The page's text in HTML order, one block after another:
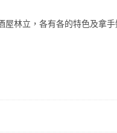
屋林立，各有各的特色及拿